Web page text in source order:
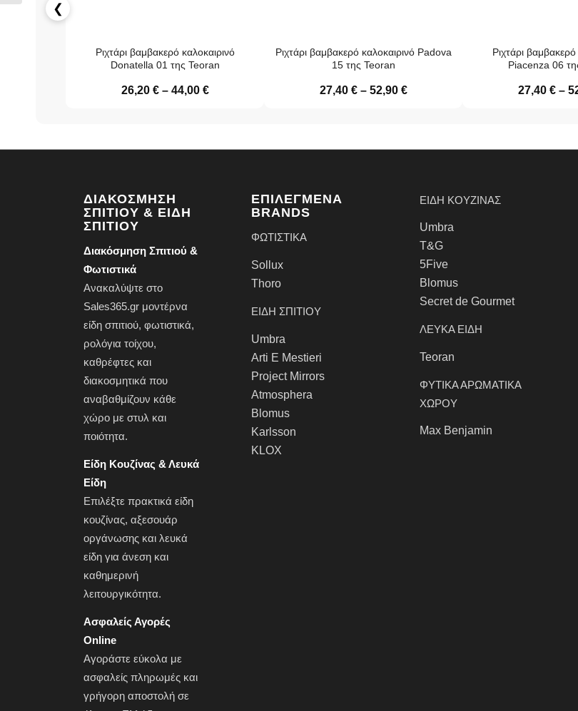
❮
Ριχτάρι βαμβακερό καλοκαιρινό
Donatella 01 της Teoran
26,20 € – 44,00 €
Ριχτάρι βαμβακερό καλοκαιρινό Padova
15 της Teoran
27,40 € – 52,90 €
Ριχτάρι βαμβακερό
Piacenza 06
27,40 € –
ΔΙΑΚΌΣΜΗΣΗ
ΣΠΙΤΙΟΎ & ΕΊΔΗ
ΣΠΙΤΙΟΎ
Διακόσμηση Σπιτιού &
Φωτιστικά
Ανακαλύψτε στο
Sales365.gr μοντέρνα
είδη σπιτιού,φωτιστικά,
ρολόγια τοίχου,
καθρέφτες και
διακοσμητικά που
αναβαθμίζουν κάθε
χώρο με στυλ και
ποιότητα.
Είδη Κουζίνας & Λευκά
Είδη
Επιλέξτε πρακτικάείδη
κουζίνας, αξεσουάρ
οργάνωσης καιλευκά
είδη για άνεση και
καθημερινή
λειτουργικότητα.
Ασφαλείς Αγορές
Online
Αγοράστε εύκολα με
ασφαλείς πληρωμές και
γρήγορη αποστολή σε
ΕΠΙΛΕΓΜΈΝΑ
BRANDS
ΦΩΤΙΣΤΙΚΑ
Sollux
Thoro
ΕΙΔΗ ΣΠΙΤΙΟΥ
Umbra
Arti E Mestieri
Project Mirrors
Atmosphera
Blomus
Karlsson
KLOX
ΕΙΔΗ ΚΟΥΖΙΝΑΣ
Umbra
T&G
5Five
Blomus
Secret de Gourmet
ΛΕΥΚΑ ΕΙΔΗ
Teoran
ΦΥΤΙΚΑ ΑΡΩΜΑΤΙΚΑ
ΧΩΡΟΥ
Max Benjamin